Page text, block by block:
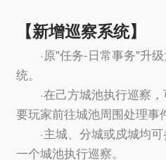
【新增巡察系统】
·原"任务-日常事务"升级
统。
·在己方城池执行巡察，
要玩家前往城池周围处理事
·主城、分城或戍城均可
一个城池执行巡察。